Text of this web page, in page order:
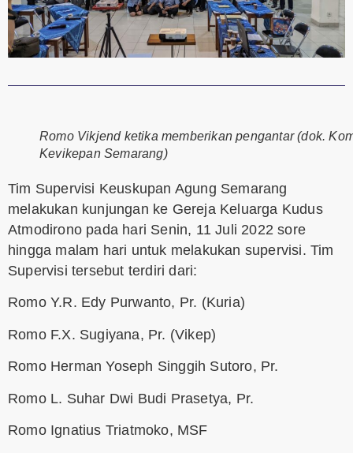
Romo Vikjend ketika memberikan pengantar (dok.
Kevikepan Semarang)
Tim Supervisi Keuskupan Agung Semarang
melakukan kunjungan ke Gereja Keluarga Kudus
Atmodirono pada hari Senin, 11 Juli 2022 sore
hingga malam hari untuk melakukan supervisi. Tim
Supervisi tersebut terdiri dari:
Romo Y.R. Edy Purwanto, Pr. (Kuria)
Romo F.X. Sugiyana, Pr. (Vikep)
Romo Herman Yoseph Singgih Sutoro, Pr.
Romo L. Suhar Dwi Budi Prasetya, Pr.
Romo Ignatius Triatmoko, MSF